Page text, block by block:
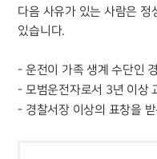
다음 사유가 있는 사람은 정
있습니다.
- 운전이 가족 생계 수단인
- 모범운전자로서 3년 이상
- 경찰서장 이상의 표창을